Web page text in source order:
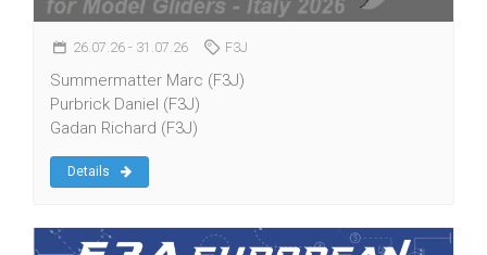
26.07.26 - 31.07.26 F3J
Summermatter Marc (F3J)
Purbrick Daniel (F3J)
Gadan Richard (F3J)
Details